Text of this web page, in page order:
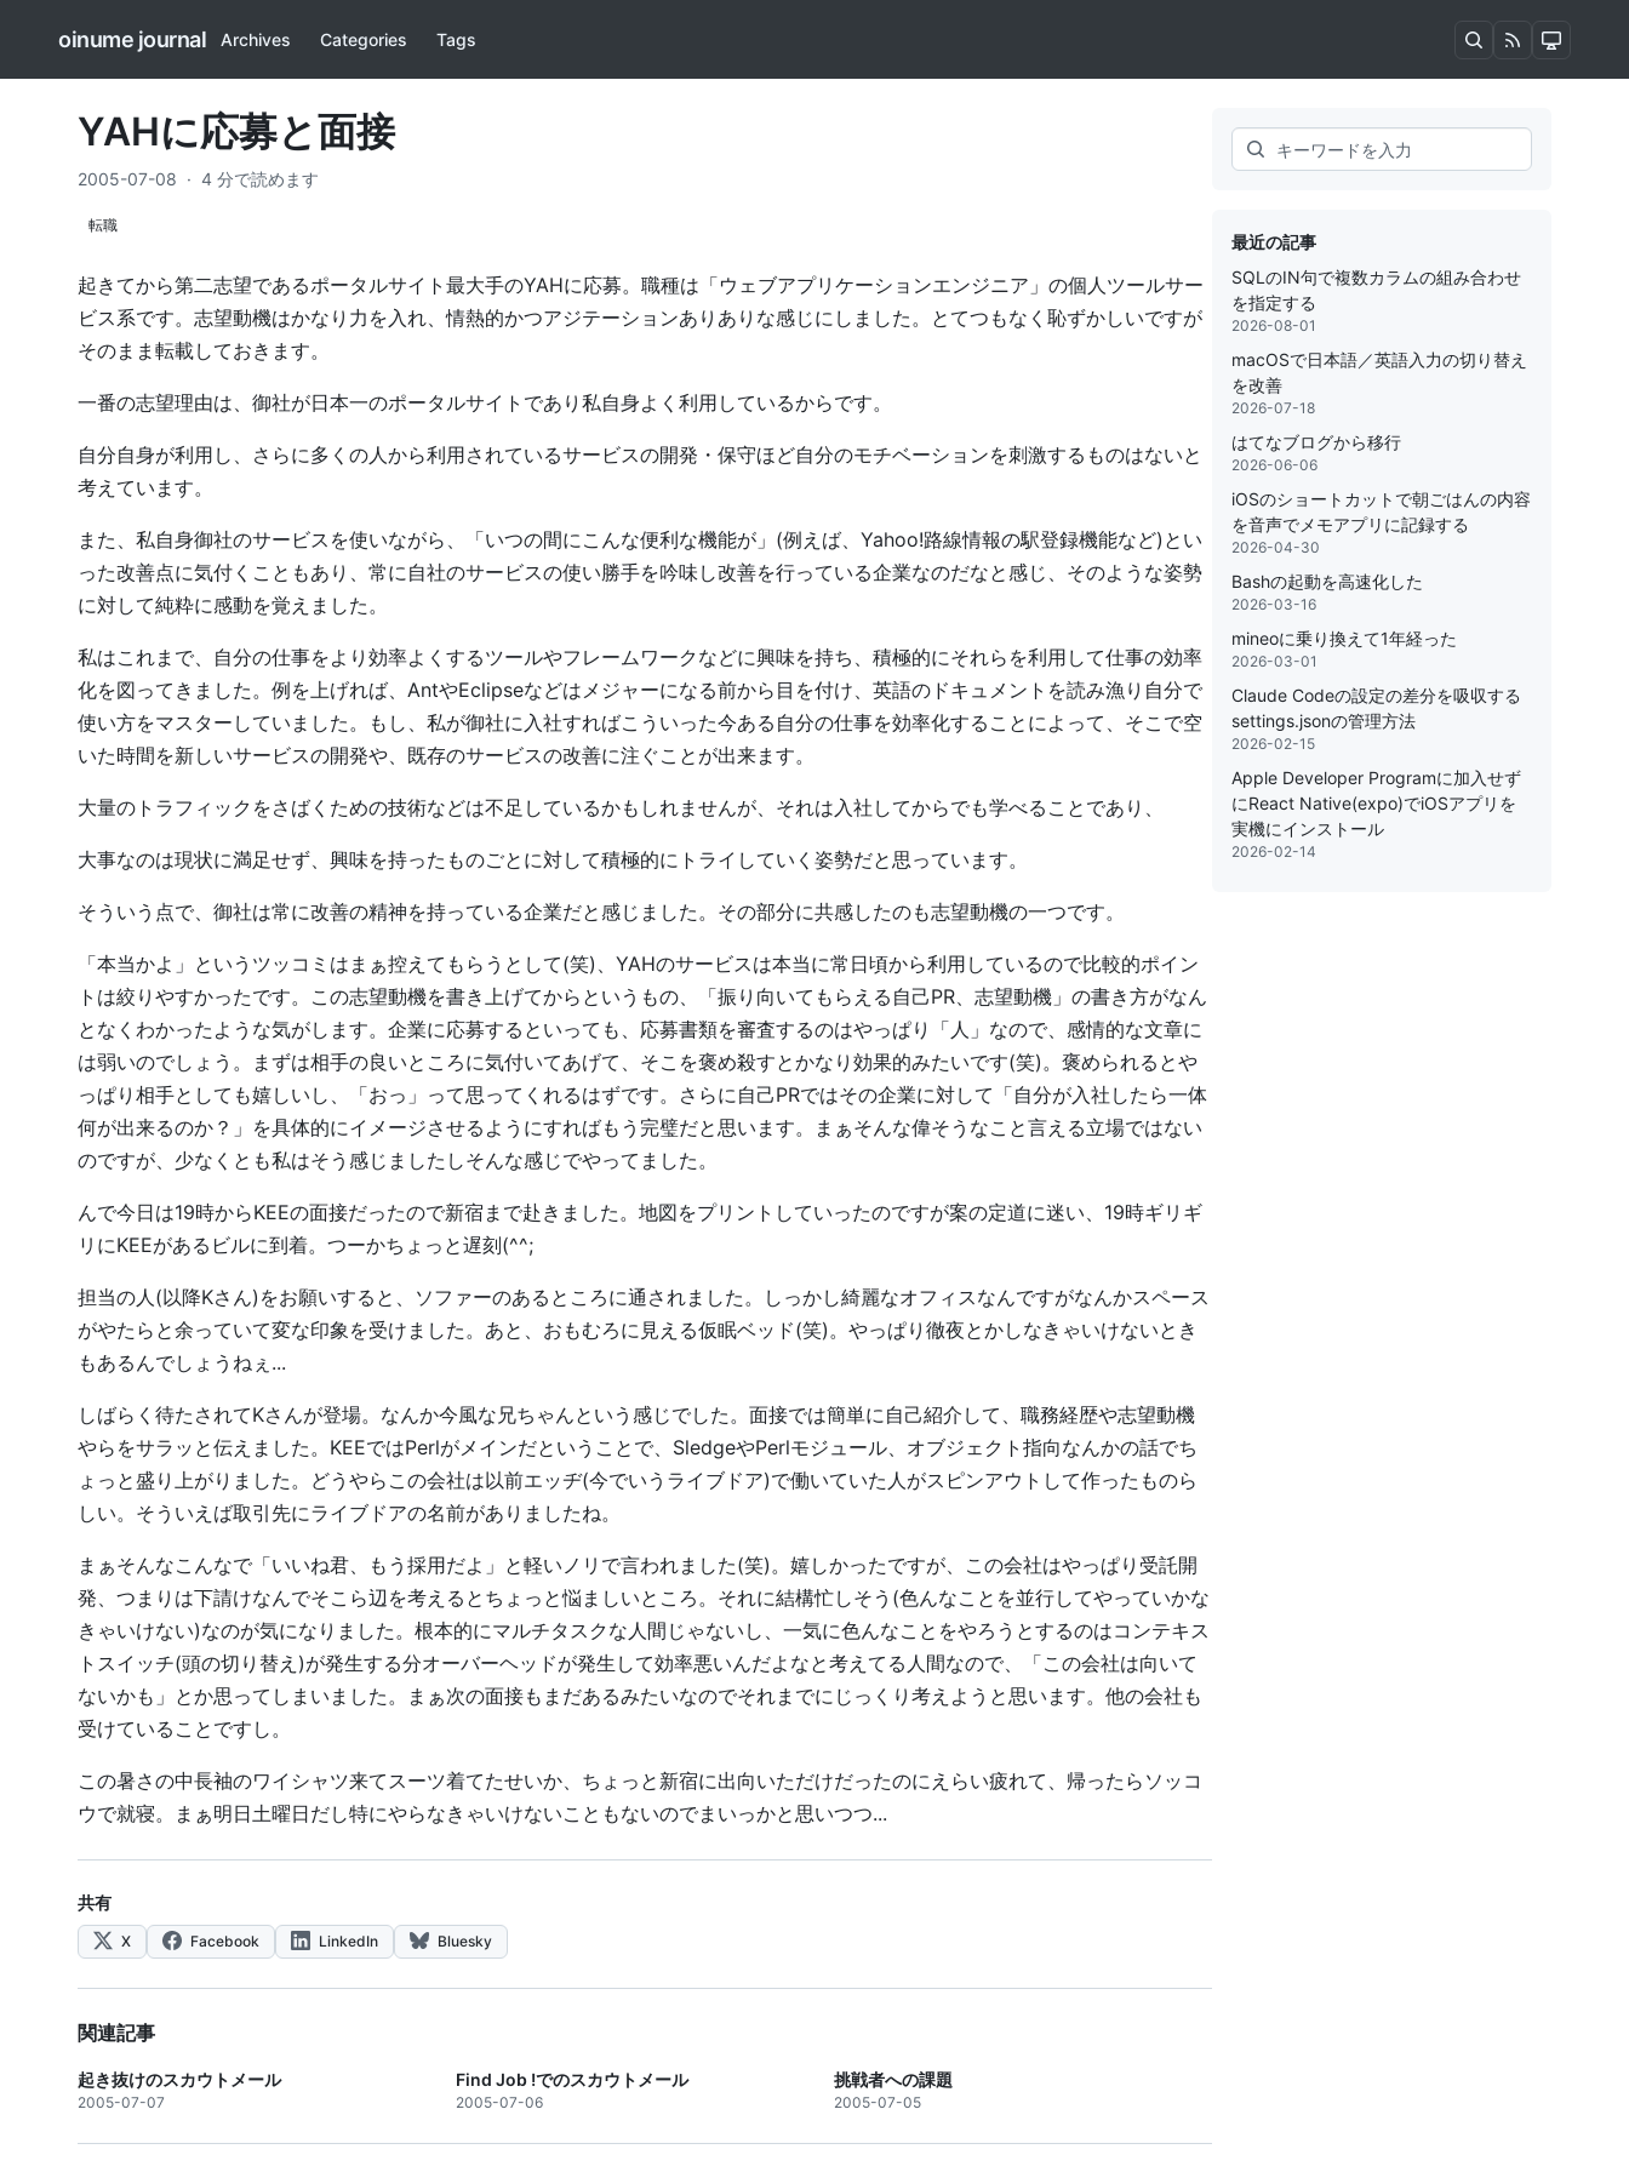
oinume journal Archives Categories Tags
YAHに応募と面接
2005-07-08 · 4 分で読めます
転職
起きてから第二志望であるポータルサイト最大手のYAHに応募。職種は「ウェブアプリケーションエンジニア」の個人ツールサー
ビス系です。志望動機はかなり力を入れ、情熱的かつアジテーションありありな感じにしました。とてつもなく恥ずかしいですが
そのまま転載しておきます。
一番の志望理由は、御社が日本一のポータルサイトであり私自身よく利用しているからです。
自分自身が利用し、さらに多くの人から利用されているサービスの開発・保守ほど自分のモチベーションを刺激するものはないと
考えています。
また、私自身御社のサービスを使いながら、「いつの間にこんな便利な機能が」(例えば、Yahoo!路線情報の駅登録機能など)とい
った改善点に気付くこともあり、常に自社のサービスの使い勝手を吟味し改善を行っている企業なのだなと感じ、そのような姿勢
に対して純粋に感動を覚えました。
私はこれまで、自分の仕事をより効率よくするツールやフレームワークなどに興味を持ち、積極的にそれらを利用して仕事の効率
化を図ってきました。例を上げれば、AntやEclipseなどはメジャーになる前から目を付け、英語のドキュメントを読み漁り自分で
使い方をマスターしていました。もし、私が御社に入社すればこういった今ある自分の仕事を効率化することによって、そこで空
いた時間を新しいサービスの開発や、既存のサービスの改善に注ぐことが出来ます。
大量のトラフィックをさばくための技術などは不足しているかもしれませんが、それは入社してからでも学べることであり、
大事なのは現状に満足せず、興味を持ったものごとに対して積極的にトライしていく姿勢だと思っています。
そういう点で、御社は常に改善の精神を持っている企業だと感じました。その部分に共感したのも志望動機の一つです。
「本当かよ」というツッコミはまぁ控えてもらうとして(笑)、YAHのサービスは本当に常日頃から利用しているので比較的ポイン
トは絞りやすかったです。この志望動機を書き上げてからというもの、「振り向いてもらえる自己PR、志望動機」の書き方がなん
となくわかったような気がします。企業に応募するといっても、応募書類を審査するのはやっぱり「人」なので、感情的な文章に
は弱いのでしょう。まずは相手の良いところに気付いてあげて、そこを褒め殺すとかなり効果的みたいです(笑)。褒められるとや
っぱり相手としても嬉しいし、「おっ」って思ってくれるはずです。さらに自己PRではその企業に対して「自分が入社したら一体
何が出来るのか？」を具体的にイメージさせるようにすればもう完璧だと思います。まぁそんな偉そうなこと言える立場ではない
のですが、少なくとも私はそう感じましたしそんな感じでやってました。
んで今日は19時からKEEの面接だったので新宿まで赴きました。地図をプリントしていったのですが案の定道に迷い、19時ギリギ
リにKEEがあるビルに到着。つーかちょっと遅刻(^^;
担当の人(以降Kさん)をお願いすると、ソファーのあるところに通されました。しっかし綺麗なオフィスなんですがなんかスペース
がやたらと余っていて変な印象を受けました。あと、おもむろに見える仮眠ベッド(笑)。やっぱり徹夜とかしなきゃいけないとき
もあるんでしょうねぇ...
しばらく待たされてKさんが登場。なんか今風な兄ちゃんという感じでした。面接では簡単に自己紹介して、職務経歴や志望動機
やらをサラッと伝えました。KEEではPerlがメインだということで、SledgeやPerlモジュール、オブジェクト指向なんかの話でち
ょっと盛り上がりました。どうやらこの会社は以前エッヂ(今でいうライブドア)で働いていた人がスピンアウトして作ったものら
しい。そういえば取引先にライブドアの名前がありましたね。
まぁそんなこんなで「いいね君、もう採用だよ」と軽いノリで言われました(笑)。嬉しかったですが、この会社はやっぱり受託開
発、つまりは下請けなんでそこら辺を考えるとちょっと悩ましいところ。それに結構忙しそう(色んなことを並行してやっていかな
きゃいけない)なのが気になりました。根本的にマルチタスクな人間じゃないし、一気に色んなことをやろうとするのはコンテキス
トスイッチ(頭の切り替え)が発生する分オーバーヘッドが発生して効率悪いんだよなと考えてる人間なので、「この会社は向いて
ないかも」とか思ってしまいました。まぁ次の面接もまだあるみたいなのでそれまでにじっくり考えようと思います。他の会社も
受けていることですし。
この暑さの中長袖のワイシャツ来てスーツ着てたせいか、ちょっと新宿に出向いただけだったのにえらい疲れて、帰ったらソッコ
ウで就寝。まぁ明日土曜日だし特にやらなきゃいけないこともないのでまいっかと思いつつ...
共有
X Facebook LinkedIn Bluesky
関連記事
起き抜けのスカウトメール
2005-07-07
Find Job !でのスカウトメール
2005-07-06
挑戦者への課題
2005-07-05
Search
最近の記事
SQLのIN句で複数カラムの組み合わせ
を指定する
2026-08-01
macOSで日本語／英語入力の切り替え
を改善
2026-07-18
はてなブログから移行
2026-06-06
iOSのショートカットで朝ごはんの内容
を音声でメモアプリに記録する
2026-04-30
Bashの起動を高速化した
2026-03-16
mineoに乗り換えて1年経った
2026-03-01
Claude Codeの設定の差分を吸収する
settings.jsonの管理方法
2026-02-15
Apple Developer Programに加入せず
にReact Native(expo)でiOSアプリを
実機にインストール
2026-02-14